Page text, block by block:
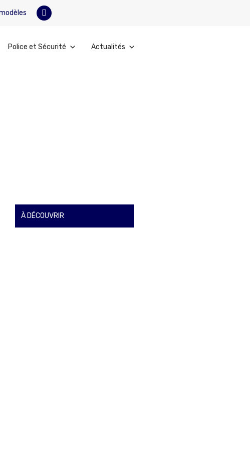
Police et Sécurité Actualités
À DÉCOUVRIR